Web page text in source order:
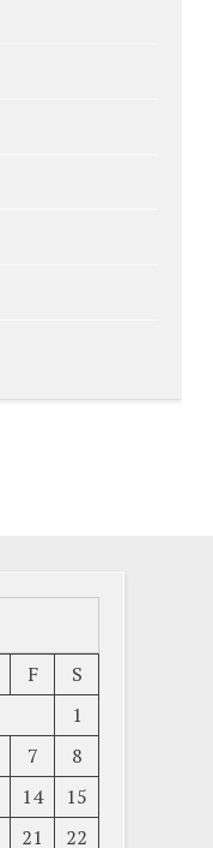
F
S
1
7
8
14
15
21 22